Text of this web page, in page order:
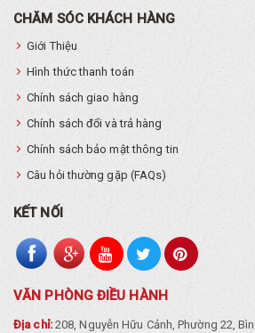
CHĂM SÓC KHÁCH HÀNG
Giới Thiệu
Hình thức thanh toán
Chính sách giao hàng
Chính sách đổi và trả hàng
Chính sách bảo mật thông tin
Câu hỏi thường gặp (FAQs)
KẾT NỐI
VĂN PHÒNG ĐIỀU HÀNH
Địa chỉ:208, Nguyễn Hữu Cảnh, Phường 22,